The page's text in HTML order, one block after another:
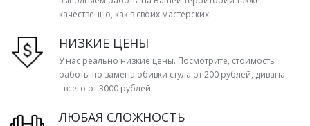
качественно, как в своих мастерских
НИЗКИЕ ЦЕНЫ
У нас реально низкие цены. Посмотрите, стоимость
работы по замена обивки стула от 200 рублей, дивана
- всего от 3000 рублей
ЛЮБАЯ СЛОЖНОСТЬ